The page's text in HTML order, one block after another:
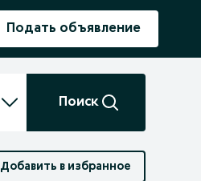
Подать объявление
Поиск
Добавить в избранное